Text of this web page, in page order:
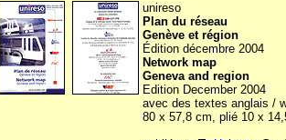
unireso
Plan du réseau
Genève et région
Édition décembre 2004
Network map
Geneva and region
Edition December 2004
avec des textes anglais /
80 x 57,8 cm, plié 10 x